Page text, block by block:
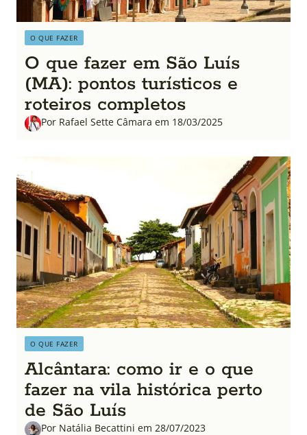
O QUE FAZER
O que fazer em São Luís
(MA): pontos turísticos e
roteiros completos
Por Rafael Sette Câmara em 18/03/2025
O QUE FAZER
Alcântara: como ir e o que
fazer na vila histórica perto
de São Luís
Por Natália Becattini em 28/07/2023